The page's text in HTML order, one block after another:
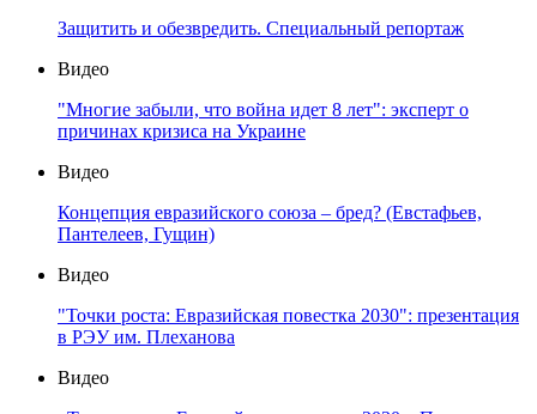
Защитить и обезвредить. Специальный репортаж
Видео
"Многие забыли, что война идет 8 лет": эксперт о
причинах кризиса на Украине
Видео
Концепция евразийского союза – бред? (Евстафьев,
Пантелеев, Гущин)
Видео
"Точки роста: Евразийская повестка 2030": презентация
в РЭУ им. Плеханова
Видео